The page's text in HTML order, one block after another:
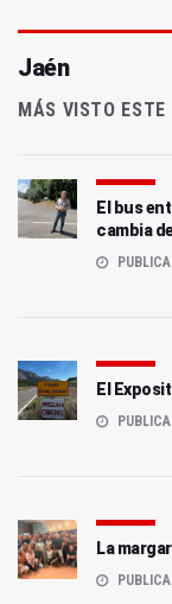
Jaén
MÁS VISTO ESTE
El bus
cambia
El
La